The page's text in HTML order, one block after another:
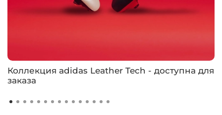
Коллекция adidas Leather Tech - доступна для
заказа